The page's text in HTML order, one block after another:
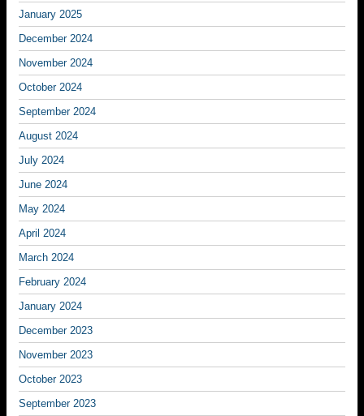
January 2025
December 2024
November 2024
October 2024
September 2024
August 2024
July 2024
June 2024
May 2024
April 2024
March 2024
February 2024
January 2024
December 2023
November 2023
October 2023
September 2023